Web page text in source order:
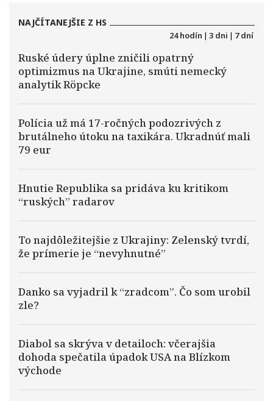
NAJČÍTANEJŠIE Z HS
24 hodín | 3 dni | 7 dní
Ruské údery úplne zničili opatrný
optimizmus na Ukrajine, smúti nemecký
analytik Röpcke
Polícia už má 17-ročných podozrivých z
brutálneho útoku na taxikára. Ukradnúť mali
79 eur
Hnutie Republika sa pridáva ku kritikom
“ruských” radarov
To najdôležitejšie z Ukrajiny: Zelenský tvrdí,
že prímerie je “nevyhnutné”
Danko sa vyjadril k “zradcom”. Čo som urobil
zle?
Diabol sa skrýva v detailoch: včerajšia
dohoda spečatila úpadok USA na Blízkom
východe